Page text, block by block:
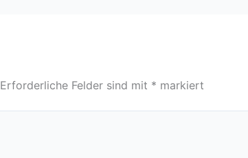
Erforderliche Felder sind mit * markiert